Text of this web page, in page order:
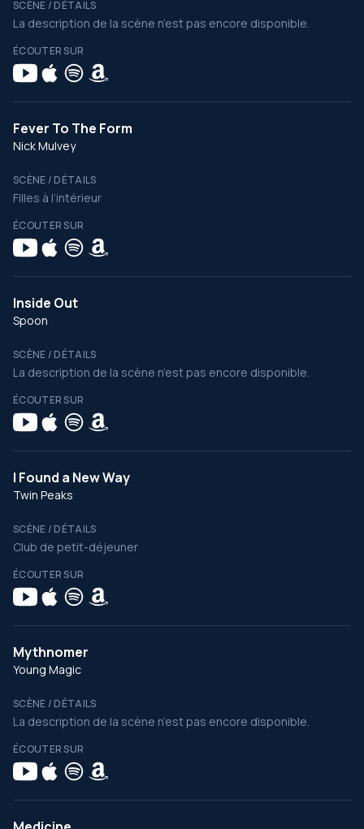
SCÈNE / DÉTAILS
La description de la scène n’est pas encore disponible.
ÉCOUTER SUR
Fever To The Form
Nick Mulvey
SCÈNE / DÉTAILS
Filles à l’intérieur
ÉCOUTER SUR
Inside Out
Spoon
SCÈNE / DÉTAILS
La description de la scène n’est pas encore disponible.
ÉCOUTER SUR
I Found a New Way
Twin Peaks
SCÈNE / DÉTAILS
Club de petit-déjeuner
ÉCOUTER SUR
Mythnomer
Young Magic
SCÈNE / DÉTAILS
La description de la scène n’est pas encore disponible.
ÉCOUTER SUR